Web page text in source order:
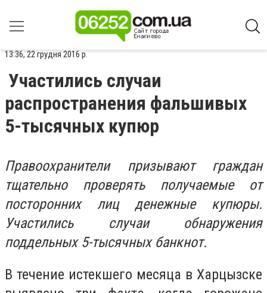
13:36, 22 грудня 2016 р.
Участились случаи
распространения фальшивых
5-тысячных купюр
Правоохранители призывают граждан
тщательно проверять получаемые от
посторонних лиц денежные купюры.
Участились случаи обнаружения
поддельных 5-тысячных банкнот.
В течение истекшего месяца в Харцызске